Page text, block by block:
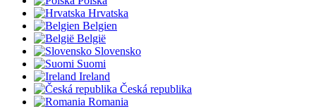
Hrvatska
Belgien
België
Slovensko
Suomi
Ireland
Česká republika
Romania